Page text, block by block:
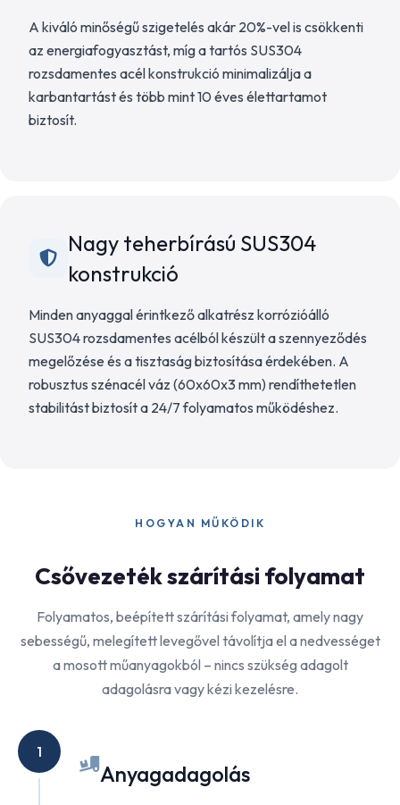
A kiváló minőségű szigetelés akár 20%-vel is csökkenti
az energiafogyasztást, míg a tartós SUS304
rozsdamentes acél konstrukció minimalizálja a
karbantartást és több mint 10 éves élettartamot
biztosít.
Nagy teherbírású SUS304
konstrukció
Minden anyaggal érintkező alkatrész korrózióálló
SUS304 rozsdamentes acélból készült a szennyeződés
megelőzése és a tisztaság biztosítása érdekében. A
robusztus szénacél váz (60x60x3 mm) rendíthetetlen
stabilitást biztosít a 24/7 folyamatos működéshez.
HOGYAN MŰKÖDIK
Csővezeték szárítási folyamat
Folyamatos, beépített szárítási folyamat, amely nagy
sebességű, melegített levegővel távolítja el a nedvességet
a mosott műanyagokból – nincs szükség adagolt
adagolásra vagy kézi kezelésre.
1
Anyagadagolás